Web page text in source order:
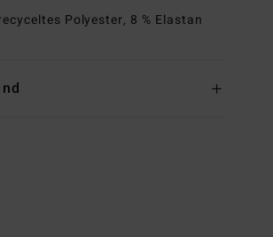
Polyester, 8 % Elastan